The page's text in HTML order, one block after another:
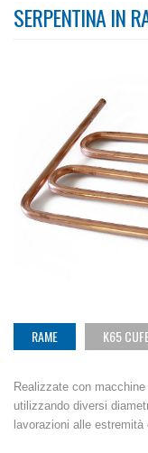
SERPENTINA IN
RAME K65
Realizzate con
utilizzando diversi
lavorazioni alle